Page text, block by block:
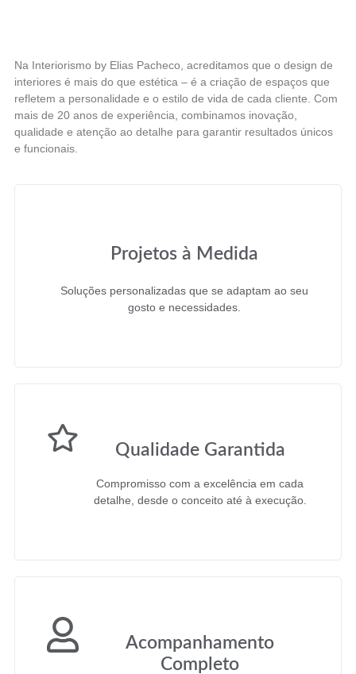
Na Interiorismo by Elias Pacheco, acreditamos que o design de
interiores é mais do que estética – é a criação de espaços que
refletem a personalidade e o estilo de vida de cada cliente. Com
mais de 20 anos de experiência, combinamos inovação,
qualidade e atenção ao detalhe para garantir resultados únicos
e funcionais.
Projetos à Medida
Soluções personalizadas que se adaptam ao seu
gosto e necessidades.
Qualidade Garantida
Compromisso com a excelência em cada
detalhe, desde o conceito até à execução.
Acompanhamento
Completo